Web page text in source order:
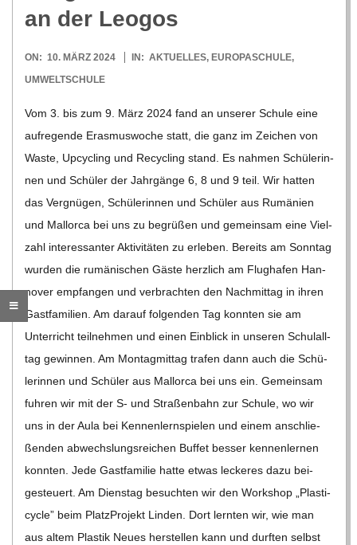
O
R
E
-
G
O
L
D
S
C
H
M
an der Leogos
2024-
03-
ON: 10. MÄRZ 2024 IN: AKTUELLES, EUROPASCHULE,
UMWELTSCHULE
Vom 3. bis zum 9. März 2024 fand an unse­rer Schule eine
auf­re­gende Eras­mus­wo­che statt, die ganz im Zei­chen von
Waste, Upcy­cling und Recy­cling stand. Es nah­men Schü­le­rin­
nen und Schü­ler der Jahr­gänge 6, 8 und 9 teil. Wir hat­ten
das Ver­gnü­gen, Schü­le­rin­nen und Schü­ler aus Rumä­nien
und Mal­lorca bei uns zu begrü­ßen und gemein­sam eine Viel­
zahl inter­es­san­ter Akti­vi­tä­ten zu erle­ben. Bereits am Sonn­tag
wur­den die rumä­ni­schen Gäste herz­lich am Flug­ha­fen Han­
no­ver emp­fan­gen und ver­brach­ten den Nach­mit­tag in ihren
Gast­fa­mi­lien. Am dar­auf fol­gen­den Tag konn­ten sie am
Unter­richt teil­neh­men und einen Ein­blick in unse­ren Schul­all­
tag gewin­nen. Am Mon­tag­mit­tag tra­fen dann auch die Schü­
le­rin­nen und Schü­ler aus Mal­lorca bei uns ein. Gemein­sam
fuh­ren wir mit der S- und Stra­ßen­bahn zur Schule, wo wir
uns in der Aula bei Ken­nen­lern­spie­len und einem anschlie­
ßen­den abwechs­lungs­rei­chen Buf­fet bes­ser ken­nen­ler­nen
konn­ten. Jede Gast­fa­mi­lie hatte etwas lecke­res dazu bei­
gesteu­ert. Am Diens­tag besuch­ten wir den Work­shop „Pla­s­ti­
cy­cle” beim Platz­Pro­jekt Lin­den. Dort lern­ten wir, wie man
aus altem Plas­tik Neues her­stel­len kann und durf­ten selbst